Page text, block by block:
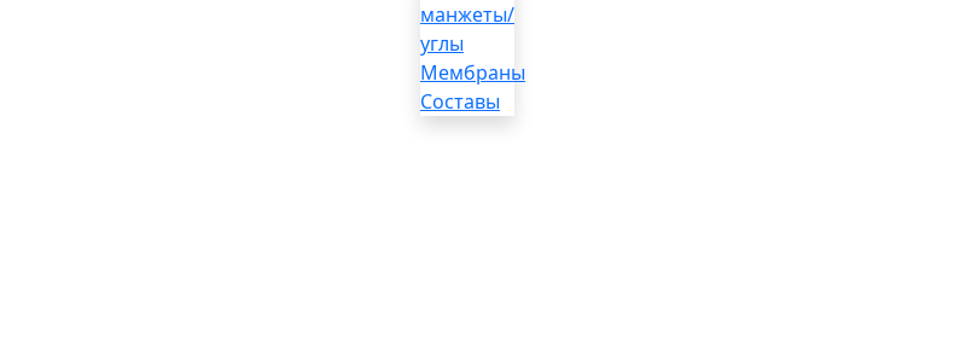
манжеты/
углы
Мембраны
Составы